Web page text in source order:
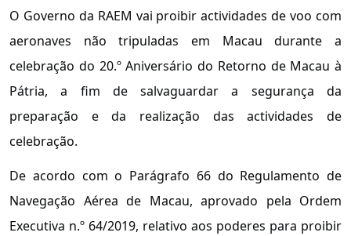
O Governo da RAEM vai proibir actividades de voo com
aeronaves não tripuladas em Macau durante a
celebração do 20.º Aniversário do Retorno de Macau à
Pátria, a fim de salvaguardar a segurança da
preparação e da realização das actividades de
celebração.
De acordo com o Parágrafo 66 do Regulamento de
Navegação Aérea de Macau, aprovado pela Ordem
Executiva n.º 64/2019, relativo aos poderes para proibir